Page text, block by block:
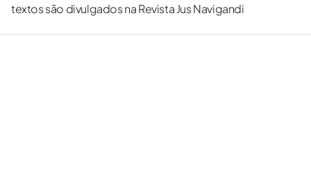
textos são divulgados na Revista Jus Navigandi